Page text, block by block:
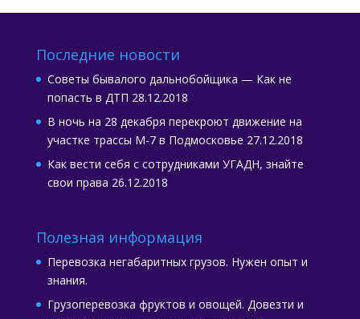
Последние новости
Советы бывалого дальнобойщика — Как не
попасть в ДТП 28.12.2018
В ночь на 28 декабря перекроют движение на
участке трассы М-7 в Подмосковье 27.12.2018
Как вести себя с сотрудниками УГАДН, знайте
свои права 26.12.2018
Полезная информация
Перевозка негабаритных грузов. Нужен опыт и
знания.
Грузоперевозка фруктов и овощей. Довезти и